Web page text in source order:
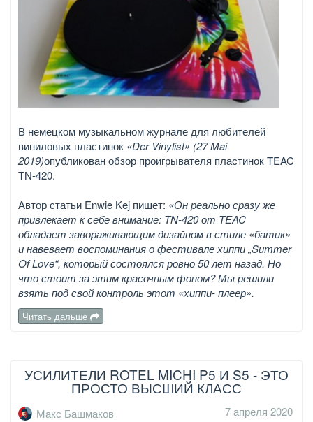
В немецком музыкальном журнале для любителей
виниловых пластинок «Der Vinylist» (27 Mai
2019)опубликован обзор проигрывателя пластинок TEAC
TN-420.
Автор статьи Enwie Kej пишет: «Он реально сразу же
привлекает к себе внимание: TN-420 от TEAC
обладает завораживающим дизайном в стиле «батик»
и навевает воспоминания о фестивале хиппи „Summer
Of Love“, который состоялся ровно 50 лет назад. Но
что стоит за этим красочным фоном? Мы решили
взять под свой контроль этот «хиппи- плеер».
Читать дальше
УСИЛИТЕЛИ ROTEL MICHI P5 И S5 - ЭТО
ПРОСТО ВЫСШИЙ КЛАСС
Макс Башмаков 7 апреля 2020